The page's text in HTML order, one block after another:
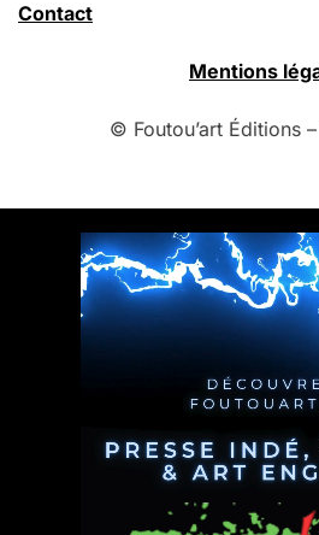
Contact
Mentions
© Foutou’art Éditions –